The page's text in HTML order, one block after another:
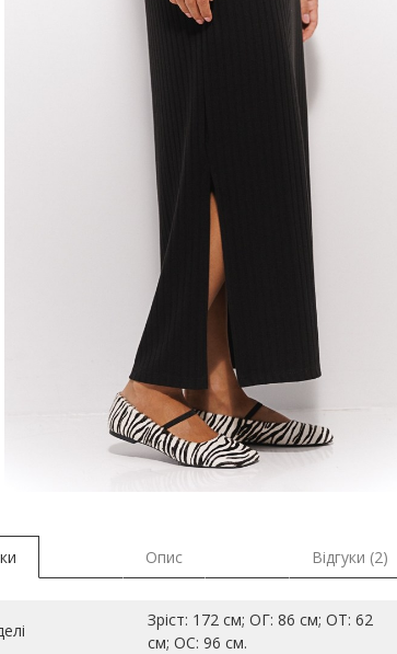
Опис Відгуки (2)
Зріст: 172 см; ОГ: 86 см; ОТ: 62
см; ОС: 96 см.